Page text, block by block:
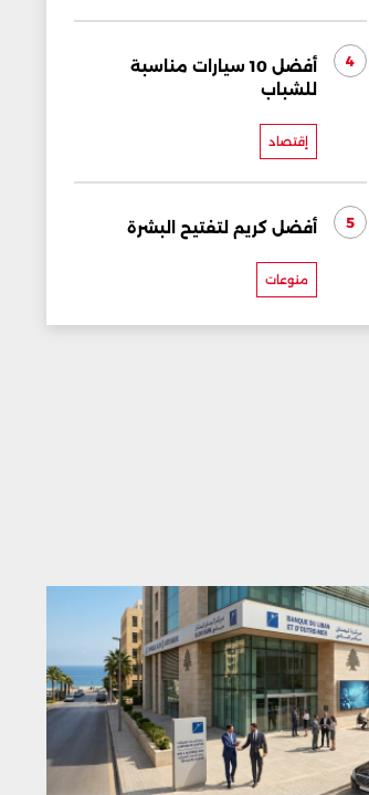
4
أفضل 10 سيارات مناسبة
للشباب
إقتصاد
5 أفضل كريم لتفتيح البشرة
منوعات